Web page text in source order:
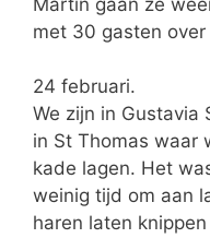
met 30 gasten
24 februari.
We zijn in Gustavia
in St Thomas waar
kade lagen. Het
weinig tijd om aan
haren laten